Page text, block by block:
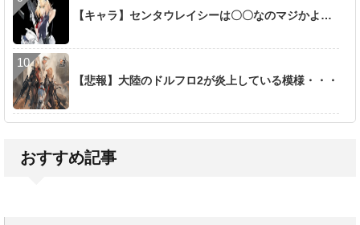
【キャラ】センタウレイシーは〇〇なのマジかよ…
【悲報】大陸のドルフロ2が炎上している模様・・・
おすすめ記事